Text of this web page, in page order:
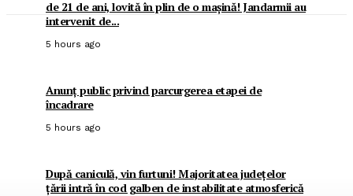
de 21 de ani, lovită în plin de o mașină! Jandarmii au
intervenit de...
5 hours ago
Anunț public privind parcurgerea etapei de
încadrare
5 hours ago
După caniculă, vin furtuni! Majoritatea județelor
țării intră în cod galben de instabilitate atmosferică